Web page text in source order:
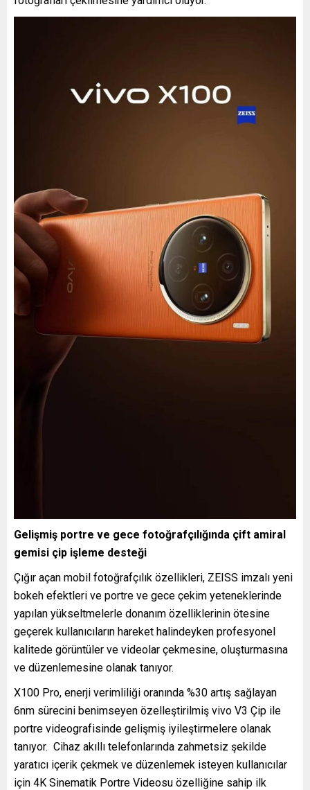
Gelişmiş portre ve gece fotoğrafçılığında çift amiral
gemisi çip işleme desteği
Çığır açan mobil fotoğrafçılık özellikleri, ZEISS imzalı yeni
bokeh efektleri ve portre ve gece çekim yeteneklerinde
yapılan yükseltmelerle donanım özelliklerinin ötesine
geçerek kullanıcıların hareket halindeyken profesyonel
kalitede görüntüler ve videolar çekmesine, oluşturmasına
ve düzenlemesine olanak tanıyor.
X100 Pro, enerji verimliliği oranında %30 artış sağlayan
6nm sürecini benimseyen özelleştirilmiş vivo V3 Çip ile
portre videografisinde gelişmiş iyileştirmelere olanak
tanıyor. Cihaz akıllı telefonlarında zahmetsiz şekilde
yaratıcı içerik çekmek ve düzenlemek isteyen kullanıcılar
için 4K Sinematik Portre Videosu özelliğine sahip ilk